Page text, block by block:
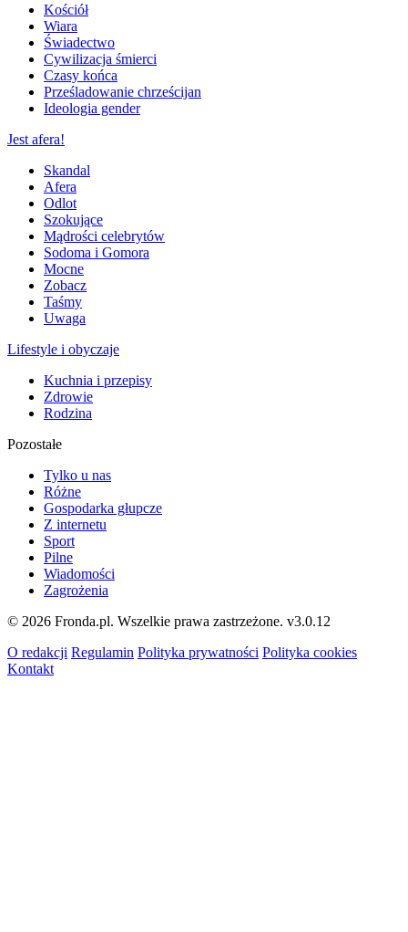
Kościół
Wiara
Świadectwo
Cywilizacja śmierci
Czasy końca
Prześladowanie chrześcijan
Ideologia gender
Jest afera!
Skandal
Afera
Odlot
Szokujące
Mądrości celebrytów
Sodoma i Gomora
Mocne
Zobacz
Taśmy
Uwaga
Lifestyle i obyczaje
Kuchnia i przepisy
Zdrowie
Rodzina
Pozostałe
Tylko u nas
Różne
Gospodarka głupcze
Z internetu
Sport
Pilne
Wiadomości
Zagrożenia
© 2026 Fronda.pl. Wszelkie prawa zastrzeżone. v3.0.12
O redakcji Regulamin Polityka prywatności Polityka cookies
Kontakt